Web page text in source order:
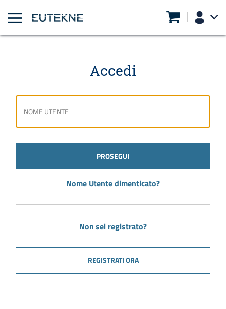
Accedi
PROSEGUI
Nome Utente dimenticato?
Non sei registrato?
REGISTRATI ORA